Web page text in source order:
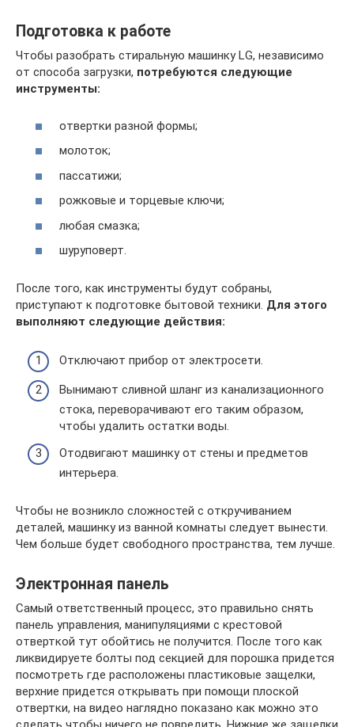
Подготовка к работе
Чтобы разобрать стиральную машинку LG, независимо
от способа загрузки, потребуются следующие
инструменты:
отвертки разной формы;
молоток;
пассатижи;
рожковые и торцевые ключи;
любая смазка;
шуруповерт.
После того, как инструменты будут собраны,
приступают к подготовке бытовой техники. Для этого
выполняют следующие действия:
Отключают прибор от электросети.
Вынимают сливной шланг из канализационного
стока, переворачивают его таким образом,
чтобы удалить остатки воды.
Отодвигают машинку от стены и предметов
интерьера.
Чтобы не возникло сложностей с откручиванием
деталей, машинку из ванной комнаты следует вынести.
Чем больше будет свободного пространства, тем лучше.
Электронная панель
Самый ответственный процесс, это правильно снять
панель управления, манипуляциями с крестовой
отверткой тут обойтись не получится. После того как
ликвидируете болты под секцией для порошка придется
посмотреть где расположены пластиковые защелки,
верхние придется открывать при помощи плоской
отвертки, на видео наглядно показано как можно это